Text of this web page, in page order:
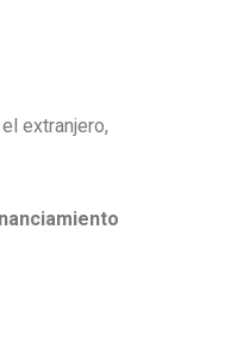
extranjero,